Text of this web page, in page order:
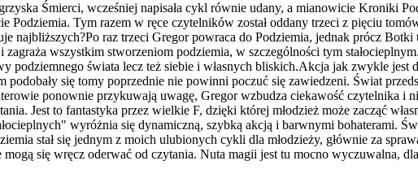
Śmierci, wcześniej napisała cykl równie udany, a mianowicie Kroniki
Tym razem w ręce czytelników został oddany trzeci z pięciu
najbliższych?Po raz trzeci Gregor powraca do Podziemia, jednak prócz Botki
wszystkim stworzeniom podziemia, w szczególności tym
podziemnego świata lecz też siebie i własnych bliskich.Akcja jak zwykle jest
się tomy poprzednie nie powinni poczuć się zawiedzeni. Świat
ponownie przykuwają uwagę, Gregor wzbudza ciekawość czytelnika i
Jest to fantastyka przez wielkie F, dzięki której młodzież może zacząć
wyróżnia się dynamiczną, szybką akcją i barwnymi bohaterami.
stał się jednym z moich ulubionych cykli dla młodzieży, głównie za
się wręcz oderwać od czytania. Nuta magii jest tu mocno wyczuwalna,